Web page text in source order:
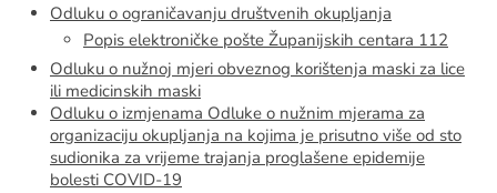
Odluku o ograničavanju društvenih okupljanja
Popis elektroničke pošte Županijskih centara 112
Odluku o nužnoj mjeri obveznog korištenja maski za lice
ili medicinskih maski
Odluku o izmjenama Odluke o nužnim mjerama za
organizaciju okupljanja na kojima je prisutno više od sto
sudionika za vrijeme trajanja proglašene epidemije
bolesti COVID-19